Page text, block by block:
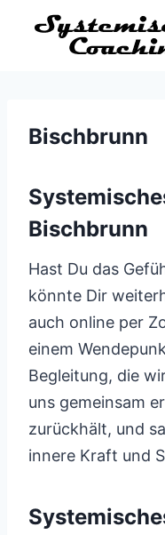
Inhalt
Bischbrunn
Bischbrunn
Hast Du das
könnte Dir
auch online per
einem
Begleitung, die
uns gemeinsam
zurückhält, und
innere Kraft und